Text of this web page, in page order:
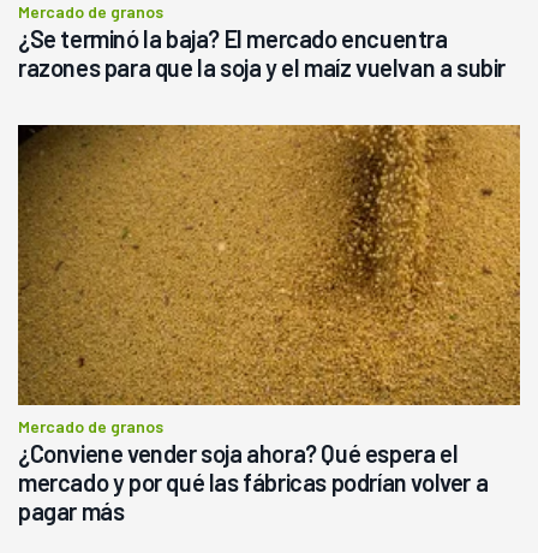
Mercado de granos
¿Se terminó la baja? El mercado encuentra
razones para que la soja y el maíz vuelvan a subir
Mercado de granos
¿Conviene vender soja ahora? Qué espera el
mercado y por qué las fábricas podrían volver a
pagar más